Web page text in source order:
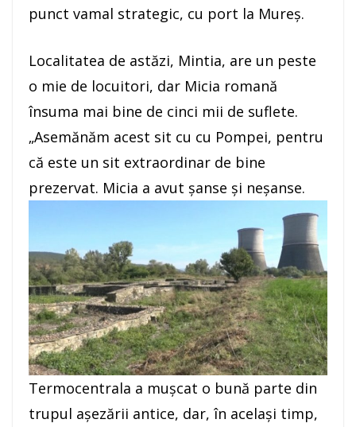
punct vamal strategic, cu port la Mureş.
Localitatea de astăzi, Mintia, are un peste
o mie de locuitori, dar Micia romană
însuma mai bine de cinci mii de suflete.
„Asemănăm acest sit cu cu Pompei, pentru
că este un sit extraordinar de bine
prezervat. Micia a avut şanse şi neşanse.
Termocentrala a muşcat o bună parte din
trupul aşezării antice, dar, în acelaşi timp,